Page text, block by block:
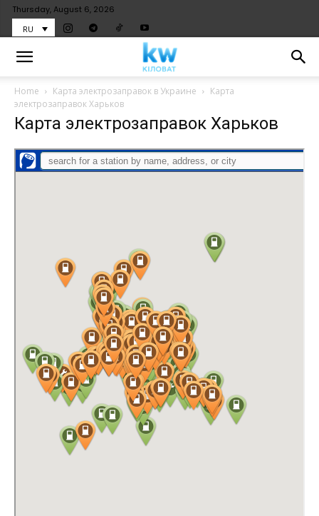
Thursday, August 6, 2026
RU
Home Карта электрозаправок в Украине
Карта
электрозаправок Харьков
Карта электрозаправок Харьков